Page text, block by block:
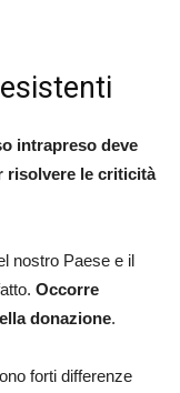
intrapreso deve
risolvere le criticità
nostro Paese e il
Occorre
donazione.
forti differenze